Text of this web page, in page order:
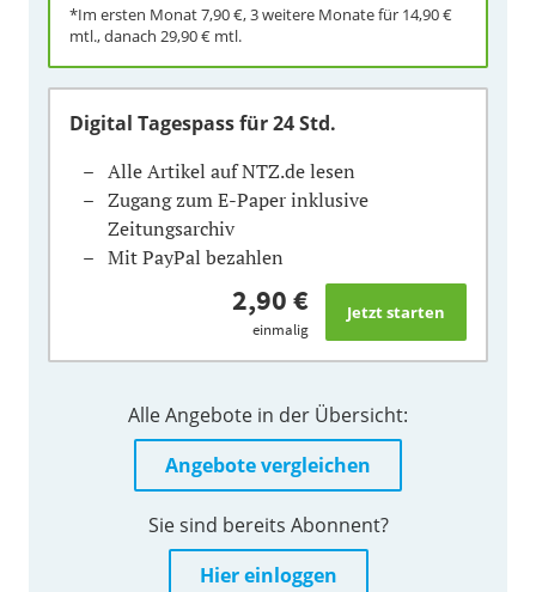
*Im ersten Monat7,90 €, 3 weitere Monate für 14,90 €
mtl., danach 29,90 € mtl.
Digital Tagespassfür 24 Std.
Alle Artikel auf NTZ.de lesen
Zugang zum E-Paper inklusive
Zeitungsarchiv
Mit PayPal bezahlen
2,90 €
einmalig
Alle Angebote in der Übersicht:
Angebote vergleichen
Sie sind bereits Abonnent?
Hier einloggen